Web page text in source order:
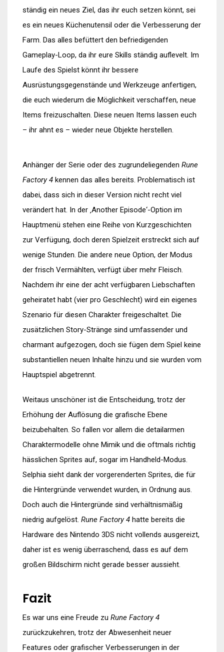
ständig ein neues Ziel, das ihr euch setzen könnt, sei
es ein neues Küchenutensil oder die Verbesserung der
Farm. Das alles befüttert den befriedigenden
Gameplay-Loop, da ihr eure Skills ständig auflevelt. Im
Laufe des Spielst könnt ihr bessere
Ausrüstungsgegenstände und Werkzeuge anfertigen,
die euch wiederum die Möglichkeit verschaffen, neue
Items freizuschalten. Diese neuen Items lassen euch
– ihr ahnt es – wieder neue Objekte herstellen.
Anhänger der Serie oder des zugrundeliegenden Rune
Factory 4 kennen das alles bereits. Problematisch ist
dabei, dass sich in dieser Version nicht recht viel
verändert hat. In der ‚Another Episode‘-Option im
Hauptmenü stehen eine Reihe von Kurzgeschichten
zur Verfügung, doch deren Spielzeit erstreckt sich auf
wenige Stunden. Die andere neue Option, der Modus
der frisch Vermählten, verfügt über mehr Fleisch.
Nachdem ihr eine der acht verfügbaren Liebschaften
geheiratet habt (vier pro Geschlecht) wird ein eigenes
Szenario für diesen Charakter freigeschaltet. Die
zusätzlichen Story-Stränge sind umfassender und
charmant aufgezogen, doch sie fügen dem Spiel keine
substantiellen neuen Inhalte hinzu und sie wurden vom
Hauptspiel abgetrennt.
Weitaus unschöner ist die Entscheidung, trotz der
Erhöhung der Auflösung die grafische Ebene
beizubehalten. So fallen vor allem die detailarmen
Charaktermodelle ohne Mimik und die oftmals richtig
hässlichen Sprites auf, sogar im Handheld-Modus.
Selphia sieht dank der vorgerenderten Sprites, die für
die Hintergründe verwendet wurden, in Ordnung aus.
Doch auch die Hintergründe sind verhältnismäßig
niedrig aufgelöst. Rune Factory 4 hatte bereits die
Hardware des Nintendo 3DS nicht vollends ausgereizt,
daher ist es wenig überraschend, dass es auf dem
großen Bildschirm nicht gerade besser aussieht.
Fazit
Es war uns eine Freude zu Rune Factory 4
zurückzukehren, trotz der Abwesenheit neuer
Features oder grafischer Verbesserungen in der